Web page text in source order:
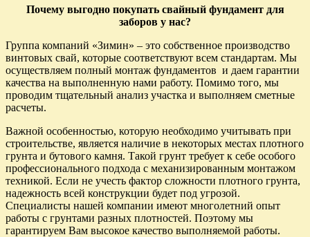
Почему выгодно покупать cвайный фундамент для
заборов у нас?
Группа компаний «Зимин» – это собственное производство
винтовых свай, которые соответствуют всем стандартам. Мы
осуществляем полный монтаж фундаментов и даем гарантии
качества на выполненную нами работу. Помимо того, мы
проводим тщательный анализ участка и выполняем сметные
расчеты.
Важной особенностью, которую необходимо учитывать при
строительстве, является наличие в некоторых местах плотного
грунта и бутового камня. Такой грунт требует к себе особого
профессионального подхода с механизированным монтажом
техникой. Если не учесть фактор сложности плотного грунта,
надежность всей конструкции будет под угрозой.
Специалисты нашей компании имеют многолетний опыт
работы с грунтами разных плотностей. Поэтому мы
гарантируем Вам высокое качество выполняемой работы.